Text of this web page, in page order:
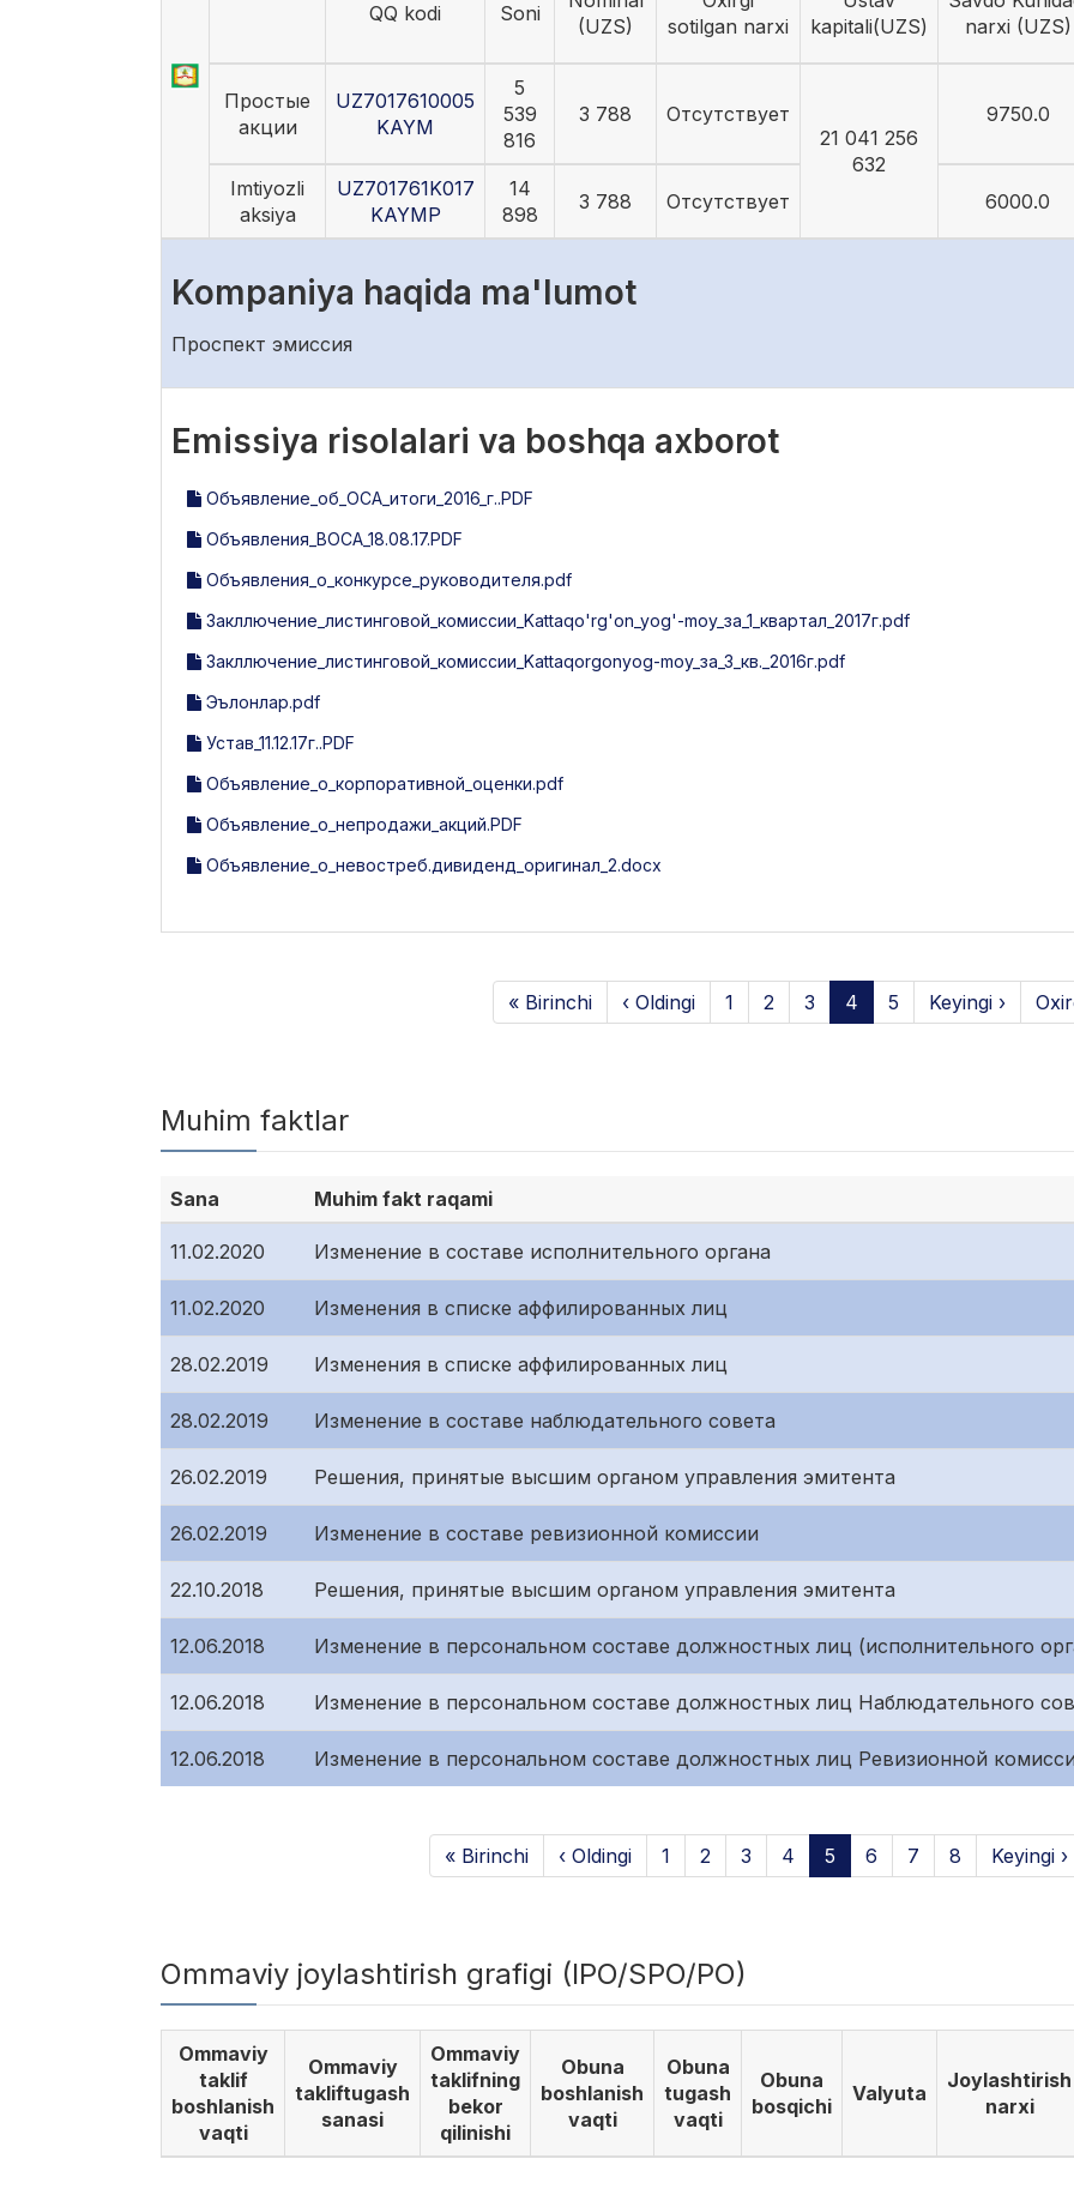
QQ kodi Soni
(UZS)
sotilgan narxi
kapitali(UZS)
narxi (UZS)
Простые
акции
UZ7017610005
KAYM
5
539
816
3 788
Отсутствует
21 041 256
632
9750.0
Imtiyozli
aksiya
UZ701761K017
KAYMP
14
898
3 788 Отсутствует 6000.0
Kompaniya haqida ma'lumot
Проспект эмиссия
Emissiya risolalari va boshqa axborot
Объявление_об_ОСА_итоги_2016_г..PDF
Объявления_ВОСА_18.08.17.PDF
Объявления_о_конкурсе_руководителя.pdf
Закллючение_листинговой_комиссии_Kattaqo'rg'on_yog'-moy_за_1_квартал_2017г.pdf
Закллючение_листинговой_комиссии_Kattaqorgonyog-moy_за_3_кв._2016г.pdf
Эълонлар.pdf
Устав_11.12.17г..PDF
Объявление_о_корпоративной_оценки.pdf
Объявление_о_непродажи_акций.PDF
Объявление_о_невостреб.дивиденд_оригинал_2.docx
« Birinchi ‹ Oldingi 1 2 3 4 5 Keyingi ›
Muhim faktlar
Sana Muhim fakt raqami
11.02.2020 Изменение в составе исполнительного органа
11.02.2020 Изменения в списке аффилированных лиц
28.02.2019 Изменения в списке аффилированных лиц
28.02.2019 Изменение в составе наблюдательного совета
26.02.2019 Решения, принятые высшим органом управления эмитента
26.02.2019 Изменение в составе ревизионной комиссии
22.10.2018 Решения, принятые высшим органом управления эмитента
12.06.2018 Изменение в персональном составе должностных лиц (исполнительного
12.06.2018 Изменение в персональном составе должностных лиц Наблюдательного
12.06.2018 Изменение в персональном составе должностных лиц Ревизионной
« Birinchi ‹ Oldingi 1 2 3 4 5 6 7 8 Keyingi ›
Ommaviy joylashtirish grafigi (IPO/SPO/PO)
Ommaviy
taklif
boshlanish
vaqti
Ommaviy
takliftugash
sanasi
Ommaviy
taklifning
bekor
qilinishi
Obuna
boshlanish
vaqti
Obuna
tugash
vaqti
Obuna
bosqichi
Valyuta
Joylashtirish
narxi